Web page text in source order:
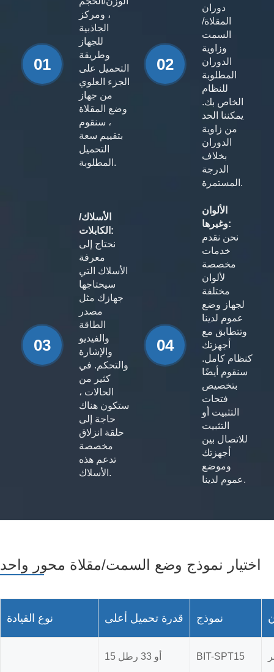
01
، ومركز
الجاذبية
للجهاز
وطريقة
التحميل على
الجزء العلوي
من جهاز
وضع المقلاة
، سنقوم
بتقييم سعة
التحميل
المطلوبة.
02
دوران
المقلاة/
السمت
وزاوية
الدوران
المطلوبة
للنظام
الخاص بك.
يمكننا الحد
من زاوية
الدوران
بخلاف
الدرجة
المستمرة.
03
الأسلاك/
الكابلات:
نحتاج إلى
معرفة
الأسلاك التي
سيحتاجها
جهازك مثل
مصدر
الطاقة
والفيديو
والإشارة
والتحكم. في
كثير من
الحالات ،
ستكون هناك
حاجة إلى
حلقة انزلاق
مخصصة
تدعم هذه
الأسلاك.
04
الألوان
وغيرها:
نحن نقدم
خدمات
مخصصة
لألوان
مختلفة
لجهاز وضع
عموم لدينا
وتتطابق مع
أجهزتك
كنظام كامل.
سنقوم أيضًا
بتخصيص
فتحات
التثبيت أو
التثبيت
للاتصال بين
أجهزتك
وموضع
عموم لدينا.
اختيار نموذج وضع السمت/مقلاة محور واحد
نوع القيادة قدرة تحميل أعلى نموذج
15 أو 33 رطل BIT-SPT15